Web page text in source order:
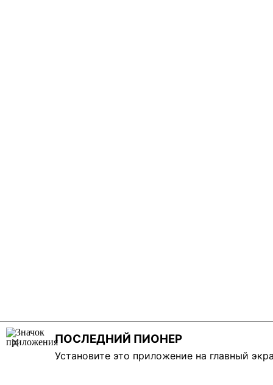
ПОСЛЕДНИЙ ПИОНЕР
Установите это приложение на главный
X